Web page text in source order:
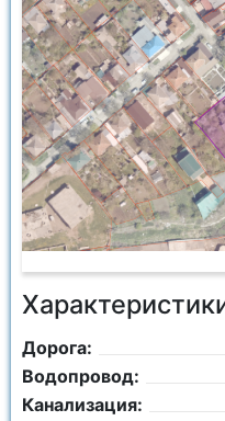
Дорога:
Водопровод:
Канализация: